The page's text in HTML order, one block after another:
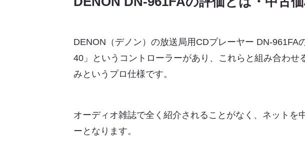
DENON（デノン）の放送局用CDプレーヤー DN-
40」というコントローラーがあり、これらと組み合わ
みというプロ仕様です。
オーディオ雑誌で全く紹介されることがなく、ネット
ーとなります。